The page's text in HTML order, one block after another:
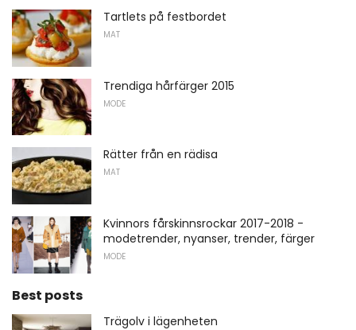
Tartlets på festbordet
MAT
Trendiga hårfärger 2015
MODE
Rätter från en rädisa
MAT
Kvinnors fårskinnsrockar 2017-2018 -
modetrender, nyanser, trender, färger
MODE
Best posts
Trägolv i lägenheten